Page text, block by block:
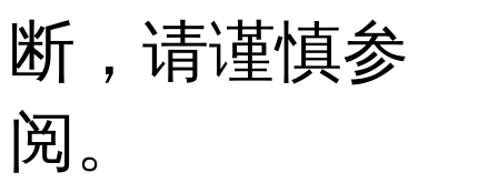
断，请谨慎参
阅。